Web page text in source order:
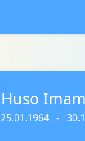
Huso
25.01.1964 -